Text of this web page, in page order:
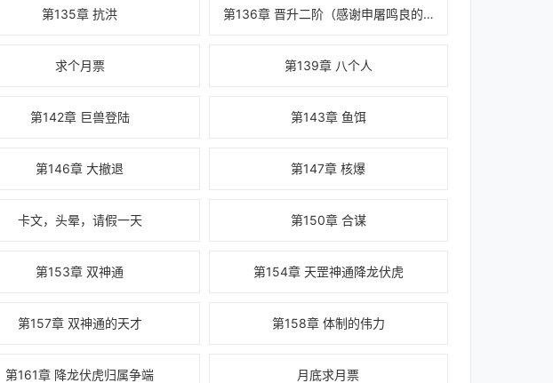
第135章 抗洪 第136章 晋升二阶（感谢申屠鸣良的盟主）
求个月票 第139章 八个人
第142章 巨兽登陆 第143章 鱼饵
第146章 大撤退 第147章 核爆
卡文，头晕，请假一天 第150章 合谋
第153章 双神通 第154章 天罡神通降龙伏虎
第157章 双神通的天才 第158章 体制的伟力
第161章 降龙伏虎归属争端 月底求月票